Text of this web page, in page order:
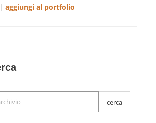
aggiungi al portfolio